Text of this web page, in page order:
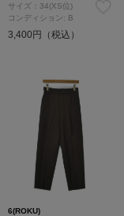
サイズ：34(XS位)
コンディション: B
3,400円（税込）
6(ROKU)